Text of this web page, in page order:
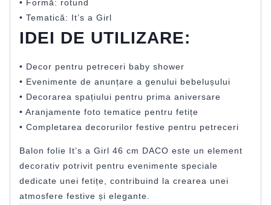
• Formă: rotund
• Tematică: It’s a Girl
IDEI DE UTILIZARE:
• Decor pentru petreceri baby shower
• Evenimente de anunțare a genului bebelușului
• Decorarea spațiului pentru prima aniversare
• Aranjamente foto tematice pentru fetițe
• Completarea decorurilor festive pentru petreceri
Balon folie It’s a Girl 46 cm DACO este un element
decorativ potrivit pentru evenimente speciale
dedicate unei fetițe, contribuind la crearea unei
atmosfere festive și elegante.